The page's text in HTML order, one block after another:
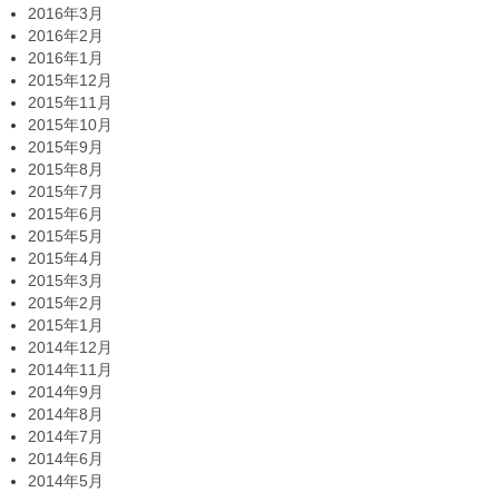
2016年3月
2016年2月
2016年1月
2015年12月
2015年11月
2015年10月
2015年9月
2015年8月
2015年7月
2015年6月
2015年5月
2015年4月
2015年3月
2015年2月
2015年1月
2014年12月
2014年11月
2014年9月
2014年8月
2014年7月
2014年6月
2014年5月